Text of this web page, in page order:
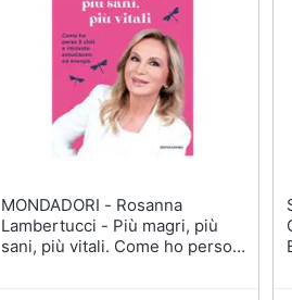
MONDADORI - Rosanna
Lambertucci - Più magri, più
sani, più vitali. Come ho perso